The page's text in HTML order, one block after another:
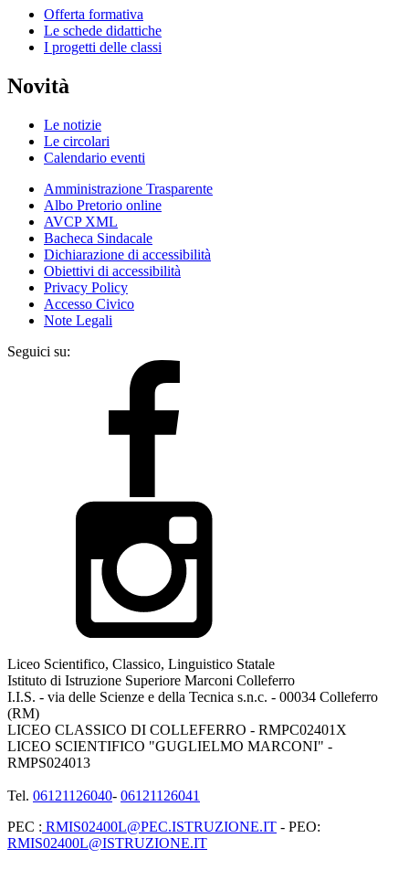
Offerta formativa
Le schede didattiche
I progetti delle classi
Novità
Le notizie
Le circolari
Calendario eventi
Amministrazione Trasparente
Albo Pretorio online
AVCP XML
Bacheca Sindacale
Dichiarazione di accessibilità
Obiettivi di accessibilità
Privacy Policy
Accesso Civico
Note Legali
Seguici su:
Liceo Scientifico, Classico, Linguistico Statale
Istituto di Istruzione Superiore Marconi Colleferro
I.I.S. - via delle Scienze e della Tecnica s.n.c. - 00034 Colleferro
(RM)
LICEO CLASSICO DI COLLEFERRO - RMPC02401X
LICEO SCIENTIFICO "GUGLIELMO MARCONI" -
RMPS024013
Tel. 06121126040- 06121126041
PEC : RMIS02400L@PEC.ISTRUZIONE.IT - PEO:
RMIS02400L@ISTRUZIONE.IT